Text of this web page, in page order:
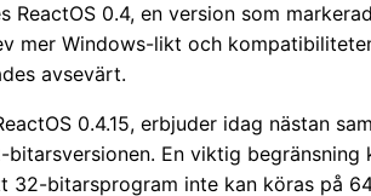
ReactOS 0.4, en version som
mer Windows-likt och
avsevärt.
0.4.15, erbjuder idag nästan
En viktig begränsning
32-bitarsprogram inte kan köras på